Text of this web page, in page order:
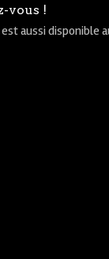
vous !
aussi disponible